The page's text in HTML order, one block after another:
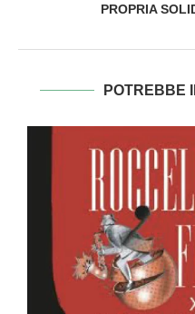
PROPRIA
POTREBBE